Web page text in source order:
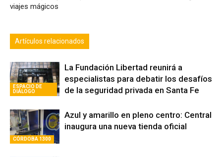
viajes mágicos
Artículos relacionados
ESPACIO DE
DIÁLOGO
La Fundación Libertad reunirá a
especialistas para debatir los desafíos
de la seguridad privada en Santa Fe
CÓRDOBA 1300
Azul y amarillo en pleno centro: Central
inaugura una nueva tienda oficial